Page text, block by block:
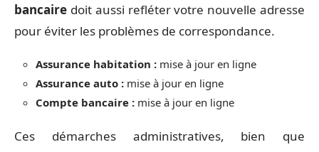
bancaire doit aussi refléter votre nouvelle adresse
pour éviter les problèmes de correspondance.
Assurance habitation : mise à jour en ligne
Assurance auto : mise à jour en ligne
Compte bancaire : mise à jour en ligne
Ces démarches administratives, bien que